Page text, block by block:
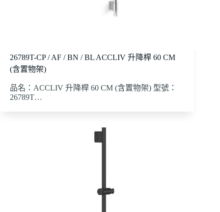
26789T-CP / AF / BN / BL ACCLIV 升降桿 60 CM
(含置物架)
品名：ACCLIV 升降桿 60 CM (含置物架) 型號：
26789T…